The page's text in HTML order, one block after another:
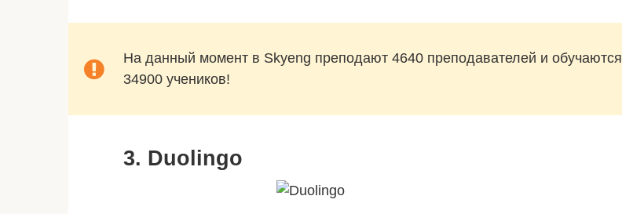
На данный момент в Skyeng преподают 4640 преподавателей и обучаются
34900 учеников!
3. Duolingo